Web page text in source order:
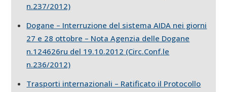
n.237/2012)
Dogane – Interruzione del sistema AIDA nei giorni
27 e 28 ottobre – Nota Agenzia delle Dogane
n.124626ru del 19.10.2012 (Circ.Conf.le
n.236/2012)
Trasporti internazionali – Ratificato il Protocollo